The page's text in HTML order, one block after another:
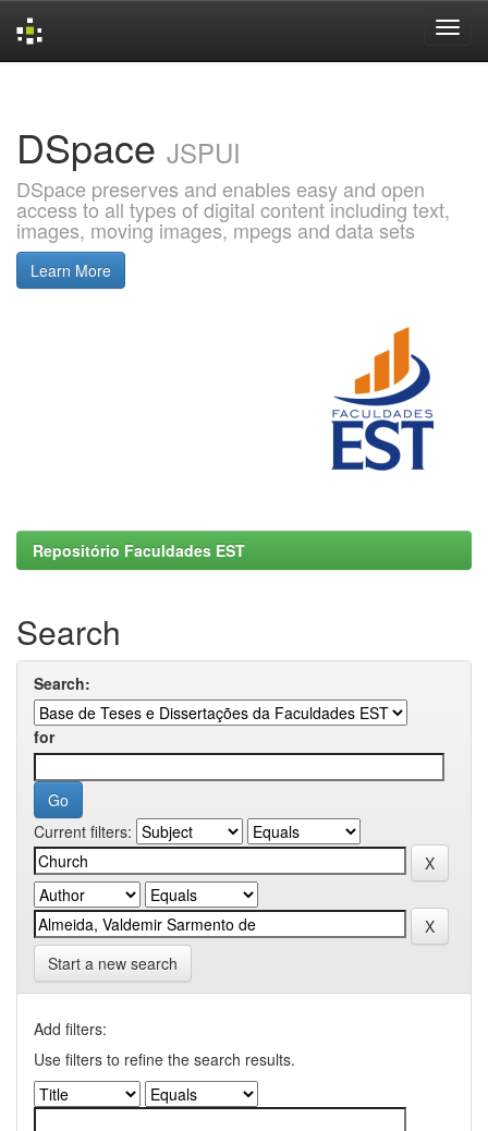
DSpace JSPUI
DSpace preserves and enables easy and open
access to all types of digital content including text,
images, moving images, mpegs and data sets
Learn More
Repositório Faculdades EST
Search
Search:
for
Current filters:
Start a new search
Add filters:
Use filters to refine the search results.